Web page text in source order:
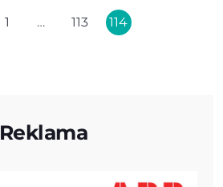
1 … 113 114
Reklama